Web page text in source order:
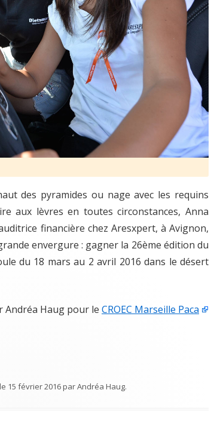
des pyramides ou nage avec les requins
aux lèvres en toutes circonstances, Anna
financière chez Aresxpert, à Avignon,
envergure : gagner la 26ème édition du
du 18 mars au 2 avril 2016 dans le désert
Andréa Haug pour le CROEC Marseille Paca
le 15 février 2016parAndréa Haug.